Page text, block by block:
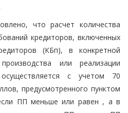
что расчет количества
кредиторов, включенных
(КБп), в конкретной
или реализации
с учетом 70
предусмотренного пунктом
ПП меньше или равен , а в